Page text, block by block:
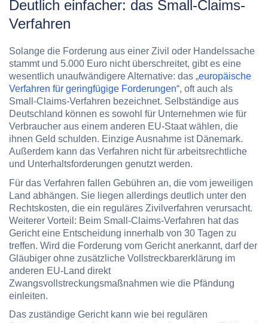
Deutlich einfacher: das Small-Claims-
Verfahren
Solange die Forderung aus einer Zivil oder Handelssache
stammt und 5.000 Euro nicht überschreitet, gibt es eine
wesentlich unaufwändigere Alternative: das „europäische
Verfahren für geringfügige Forderungen“, oft auch als
Small-Claims-Verfahren bezeichnet. Selbständige aus
Deutschland können es sowohl für Unternehmen wie für
Verbraucher aus einem anderen EU-Staat wählen, die
ihnen Geld schulden. Einzige Ausnahme ist Dänemark.
Außerdem kann das Verfahren nicht für arbeitsrechtliche
und Unterhaltsforderungen genutzt werden.
Für das Verfahren fallen Gebühren an, die vom jeweiligen
Land abhängen. Sie liegen allerdings deutlich unter den
Rechtskosten, die ein reguläres Zivilverfahren verursacht.
Weiterer Vorteil: Beim Small-Claims-Verfahren hat das
Gericht eine Entscheidung innerhalb von 30 Tagen zu
treffen. Wird die Forderung vom Gericht anerkannt, darf der
Gläubiger ohne zusätzliche Vollstreckbarerklärung im
anderen EU-Land direkt
Zwangsvollstreckungsmaßnahmen wie die Pfändung
einleiten.
Das zuständige Gericht kann wie bei regulären